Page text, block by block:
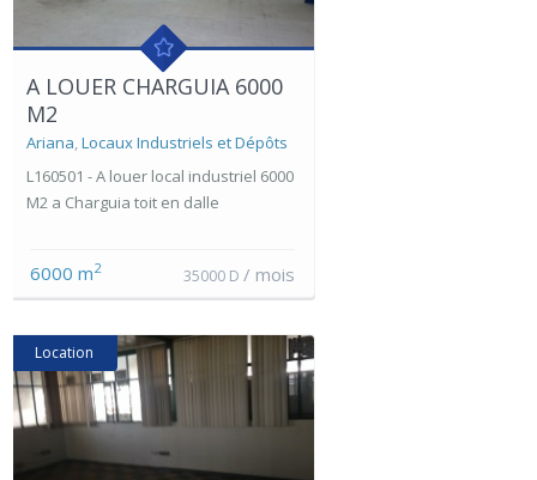
A LOUER CHARGUIA 6000
M2
Ariana,Locaux Industriels et Dépôts
L160501 - A louer local industriel 6000
M2 a Charguia toit en dalle
6000 m2 35000 D / mois
Location